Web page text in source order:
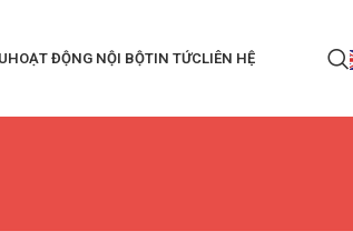
HOẠT ĐỘNG NỘI BỘTIN TỨCLIÊN HỆ